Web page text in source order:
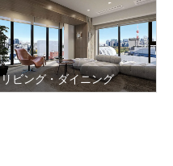
リビング・ダイニング